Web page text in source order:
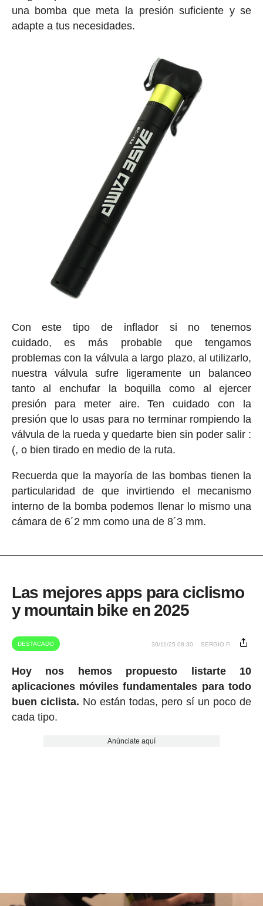
una bomba que meta la presión suficiente y se
adapte a tus necesidades.
Con este tipo de inflador si no tenemos
cuidado, es más probable que tengamos
problemas con la válvula a largo plazo, al utilizarlo,
nuestra válvula sufre ligeramente un balanceo
tanto al enchufar la boquilla como al ejercer
presión para meter aire. Ten cuidado con la
presión que lo usas para no terminar rompiendo la
válvula de la rueda y quedarte bien sin poder salir :
(, o bien tirado en medio de la ruta.
Recuerda que la mayoría de las bombas tienen la
particularidad de que invirtiendo el mecanismo
interno de la bomba podemos llenar lo mismo una
cámara de 6´2 mm como una de 8´3 mm.
Las mejores apps para ciclismo
y mountain bike en 2025
DESTACADO 30/11/25 08:30 SERGIO P.
Hoy nos hemos propuesto listarte 10
aplicaciones móviles fundamentales para todo
buen ciclista. No están todas, pero sí un poco de
cada tipo.
Anúnciate aquí